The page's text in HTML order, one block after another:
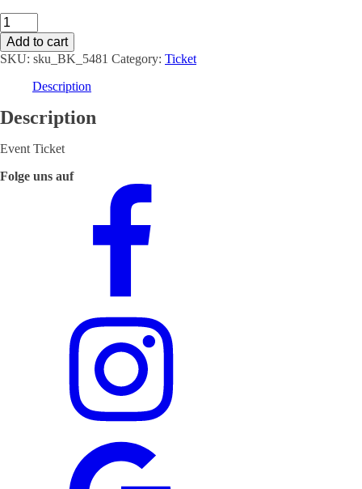
Ticket:
Erste
Hilfe
Kurs
Add to cart
SKU: sku_BK_5481 Category: Ticket
Description
Description
Event Ticket
Folge uns auf